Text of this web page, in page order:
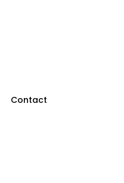
Contact